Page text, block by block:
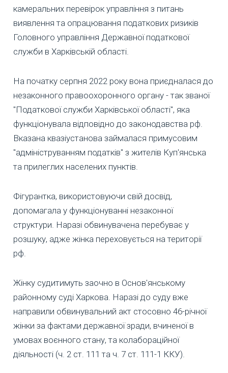
камеральних перевірок управління з питань
виявлення та опрацювання податкових ризиків
Головного управління Державної податкової
служби в Харківській області.
На початку серпня 2022 року вона приєдналася до
незаконного правоохоронного органу - так званої
"Податкової служби Харківської області", яка
функціонувала відповідно до законодавства рф.
Вказана квазіустанова займалася примусовим
"адмініструванням податків" з жителів Куп'янська
та прилеглих населених пунктів.
Фігурантка, використовуючи свій досвід,
допомагала у функціонуванні незаконної
структури. Наразі обвинувачена перебуває у
розшуку, адже жінка переховується на території
рф.
Жінку судитимуть заочно в Основ'янському
районному суді Харкова. Наразі до суду вже
направили обвинувальний акт стосовно 46-річної
жінки за фактами державної зради, вчиненої в
умовах воєнного стану, та колабораційної
діяльності (ч. 2 ст. 111 та ч. 7 ст. 111-1 ККУ).